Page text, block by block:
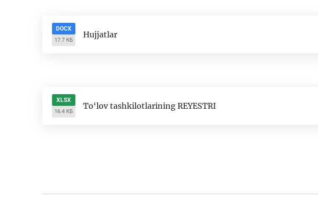
DOCX
17.7 КБ
Hujjatlar
XLSX
16.4 КБ
To‘lov tashkilotlarining REYESTRI